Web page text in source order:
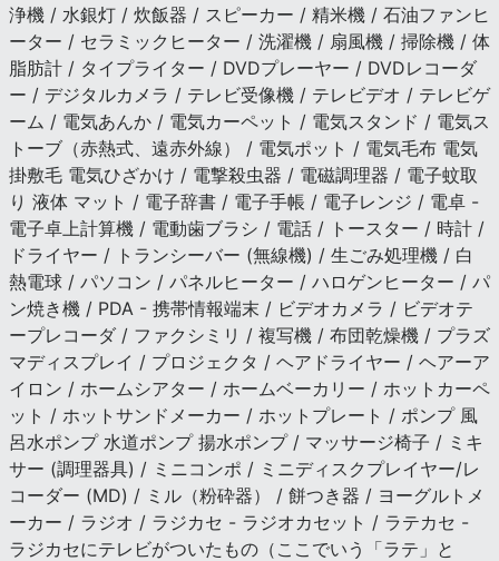
浄機 / 水銀灯 / 炊飯器 / スピーカー / 精米機 / 石油ファンヒ
ーター / セラミックヒーター / 洗濯機 / 扇風機 / 掃除機 / 体
脂肪計 / タイプライター / DVDプレーヤー / DVDレコーダ
ー / デジタルカメラ / テレビ受像機 / テレビデオ / テレビゲ
ーム / 電気あんか / 電気カーペット / 電気スタンド / 電気ス
トーブ（赤熱式、遠赤外線） / 電気ポット / 電気毛布 電気
掛敷毛 電気ひざかけ / 電撃殺虫器 / 電磁調理器 / 電子蚊取
り 液体 マット / 電子辞書 / 電子手帳 / 電子レンジ / 電卓 -
電子卓上計算機 / 電動歯ブラシ / 電話 / トースター / 時計 /
ドライヤー / トランシーバー (無線機) / 生ごみ処理機 / 白
熱電球 / パソコン / パネルヒーター / ハロゲンヒーター / パ
ン焼き機 / PDA - 携帯情報端末 / ビデオカメラ / ビデオテ
ープレコーダ / ファクシミリ / 複写機 / 布団乾燥機 / プラズ
マディスプレイ / プロジェクタ / ヘアドライヤー / ヘアーア
イロン / ホームシアター / ホームベーカリー / ホットカーペ
ット / ホットサンドメーカー / ホットプレート / ポンプ 風
呂水ポンプ 水道ポンプ 揚水ポンプ / マッサージ椅子 / ミキ
サー (調理器具) / ミニコンポ / ミニディスクプレイヤー/レ
コーダー (MD) / ミル（粉砕器） / 餅つき器 / ヨーグルトメ
ーカー / ラジオ / ラジカセ - ラジオカセット / ラテカセ -
ラジカセにテレビがついたもの（ここでいう「ラテ」と